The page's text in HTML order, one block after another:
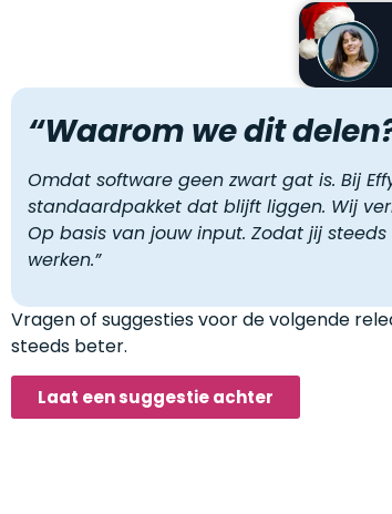
“Waarom we dit
Omdat software geen zwart gat is. Bij
standaardpakket dat blijft liggen. Wij
Op basis van jouw input. Zodat jij
werken.”
Vragen of suggesties voor de volgende
steeds beter.
Laat een suggestie achter